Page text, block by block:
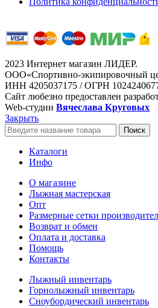
2023 Интернет магазин ЛИДЕР.
ООО«Спортивно-экипировочный
ИНН 4205037175 / ОГРН
Сайт любезно предоставлен
Web-студии Вячеслава Круговых
Закрыть
Поиск
Каталоги
Инфо
О магазине
Лыжная мастерская
Опт
Размерные сетки
Возврат и обмен
Оплата и доставка
Помощь
Контакты
Лыжный инвентарь
Горнолыжный инвентарь
Сноубордический инвентарь